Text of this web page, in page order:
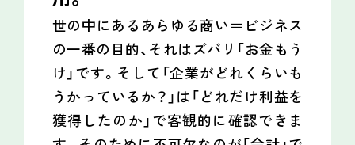
世の中にあるあらゆる商い＝ビジネス
の一番の目的、それはズバリ「お金もう
け」です。そして「企業がどれくらいも
うかっているか？」は「どれだけ利益を
獲得したのか」で客観的に確認できま